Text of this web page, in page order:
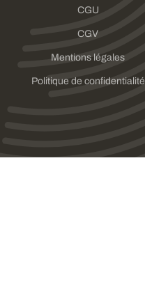
CGU
CGV
Mentions légales
Politique de confidentialité